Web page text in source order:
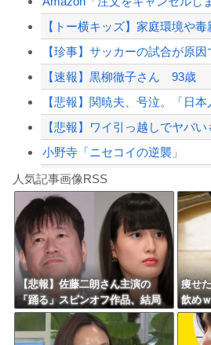
【速報】黒柳徹子さん 93歳
小野寺「ニセコイの逆襲」
8/4のニュース
更新中止のお知らせ
人気記事画像RSS
【悲報】佐藤二朗さん主演の
「踊る」スピンオフ作品、結局
撮影中止が決定ｗｗｗｗｗｗｗ
ｗｗ
痩せ
飲め
ｗ